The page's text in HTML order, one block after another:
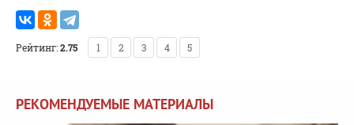
Рейтинг:2.75 1 2 3 4 5
РЕКОМЕНДУЕМЫЕ МАТЕРИАЛЫ